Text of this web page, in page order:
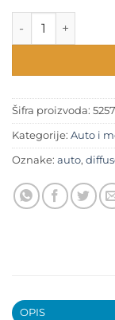
Universal
Šifra proizvoda:
Kategorije: Auto i
Oznake: auto,
OPIS